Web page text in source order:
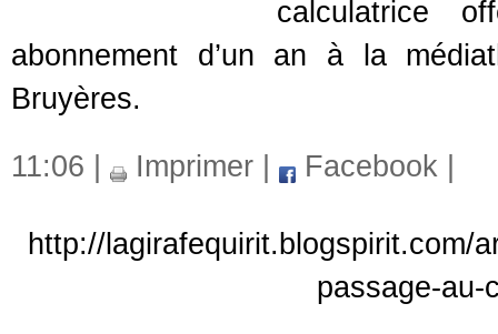
calculatrice
abonnement d’un an à la
Bruyères.
11:06 | Imprimer Facebook
http://lagirafequirit.blogspirit.com/
passage-au-